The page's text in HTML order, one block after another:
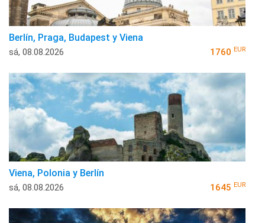
Berlín, Praga, Budapest y Viena
sá, 08.08.2026 1760 EUR
Viena, Polonia y Berlín
sá, 08.08.2026 1645 EUR